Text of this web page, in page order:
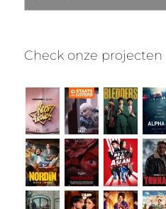
naar:
Check onze projecten